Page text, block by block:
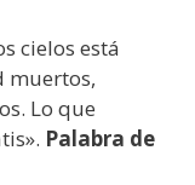
cielos está
muertos,
Lo que
Palabra de